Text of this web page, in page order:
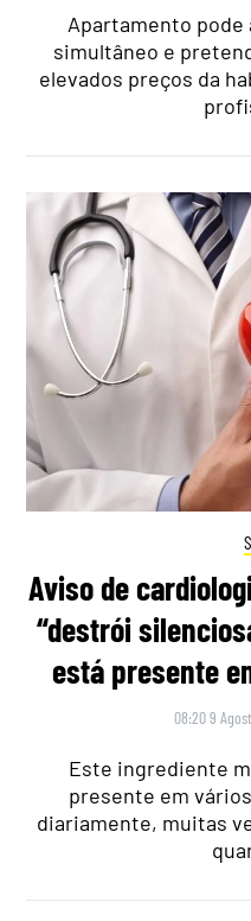
Apartamento pode
simultâneo e
elevados preços da
Aviso de
“destrói
está presente
08:20 9
Este ingrediente
presente em
diariamente, muitas